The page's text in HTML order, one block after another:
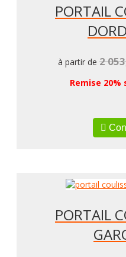
PORTAIL
à partir de 2
Remise
PORTAIL